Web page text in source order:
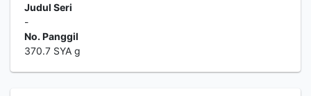
Judul Seri
-
No. Panggil
370.7 SYA g